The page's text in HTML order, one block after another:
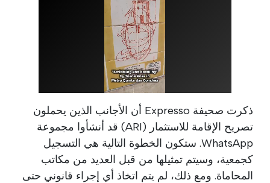
ذكرت صحيفة Expresso أن الأجانب الذين يحملون
تصريح الإقامة للاستثمار (ARI) قد أنشأوا مجموعة
WhatsApp. ستكون الخطوة التالية هي التسجيل
كجمعية، وسيتم تمثيلها من قبل العديد من مكاتب
المحاماة. ومع ذلك، لم يتم اتخاذ أي إجراء قانوني حتى